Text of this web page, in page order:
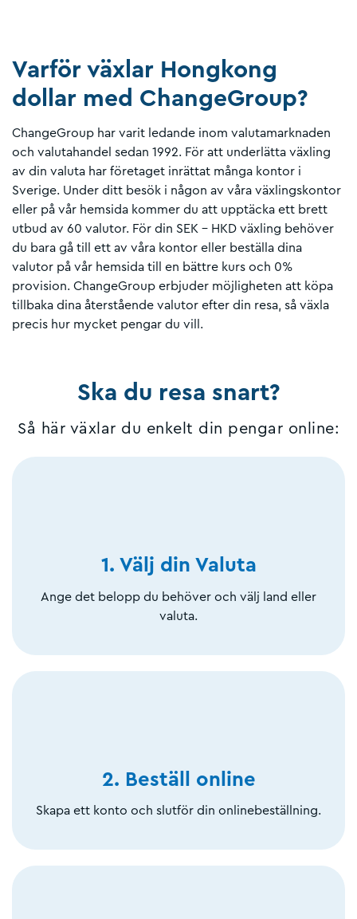
Varför växlar Hongkong
dollar med ChangeGroup?
ChangeGroup har varit ledande inom valutamarknaden
och valutahandel sedan 1992. För att underlätta växling
av din valuta har företaget inrättat många kontor i
Sverige. Under ditt besök i någon av våra växlingskontor
eller på vår hemsida kommer du att upptäcka ett brett
utbud av 60 valutor. För din SEK – HKD växling behöver
du bara gå till ett av våra kontor eller beställa dina
valutor på vår hemsida till en bättre kurs och 0%
provision. ChangeGroup erbjuder möjligheten att köpa
tillbaka dina återstående valutor efter din resa, så växla
precis hur mycket pengar du vill.
Ska du resa snart?
Så här växlar du enkelt din pengar online:
1. Välj din Valuta
Ange det belopp du behöver och välj land eller
valuta.
2. Beställ online
Skapa ett konto och slutför din onlinebeställning.